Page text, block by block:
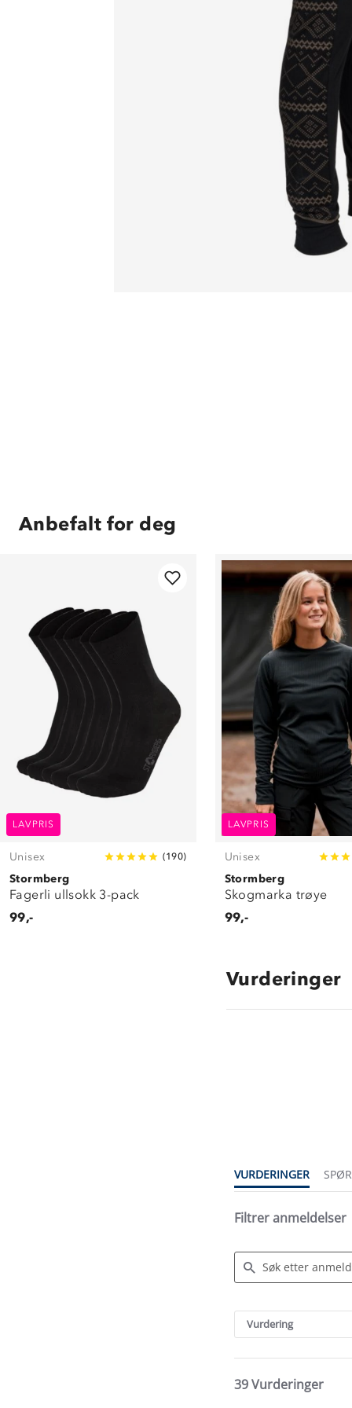
Anbefalt for deg
LAVPRIS
Unisex (190)
Stormberg
Fagerli ullsokk 3-pack
99,-
LAVPRIS
Unisex
Stormberg
Skogmarka trøye
99,-
Vurderinger
VURDERINGER
Filtrer anmeldelser
Reviews
Vurdering
39 Vurderinger